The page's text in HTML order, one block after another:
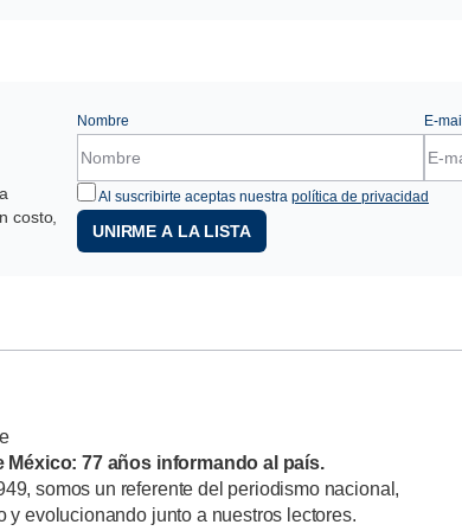
costo,
Nombre E-mail
Al suscribirte aceptas nuestra política de privacidad
UNIRME A LA LISTA
México: 77 años informando al país.
somos un referente del periodismo nacional,
y evolucionando junto a nuestros lectores.